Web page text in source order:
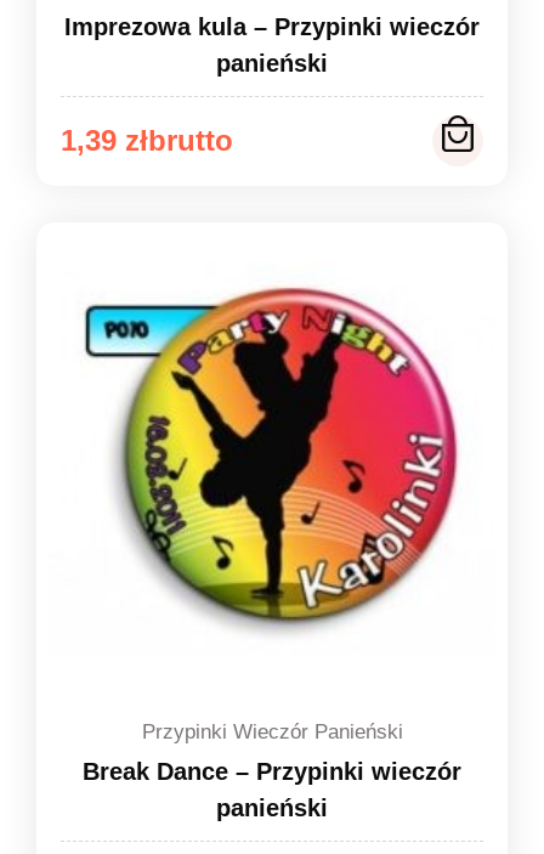
Imprezowa kula – Przypinki wieczór
panieński
1,39 zł
Zakres
do
1,49 zł
Przypinki Wieczór Panieński
Break Dance – Przypinki wieczór
panieński